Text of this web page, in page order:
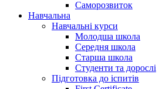
Саморозвиток
Навчальна
Навчальні курси
Молодша школа
Середня школа
Старша школа
Студенти та дорослі
Підготовка до іспитів